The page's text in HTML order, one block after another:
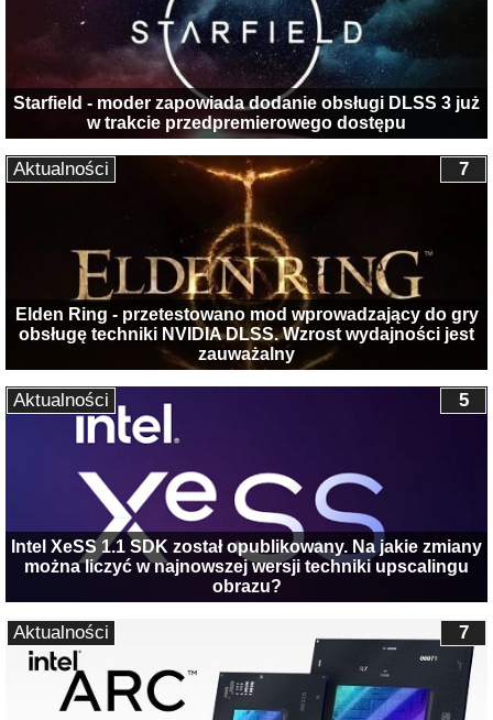
Starfield - moder zapowiada dodanie obsługi DLSS 3 już
w trakcie przedpremierowego dostępu
Elden Ring - przetestowano mod wprowadzający do gry
obsługę techniki NVIDIA DLSS. Wzrost wydajności jest
zauważalny
7
Aktualności
Intel XeSS 1.1 SDK został opublikowany. Na jakie zmiany
można liczyć w najnowszej wersji techniki upscalingu
obrazu?
5
Aktualności
7
Aktualności